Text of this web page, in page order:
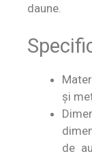
daune.
și
de